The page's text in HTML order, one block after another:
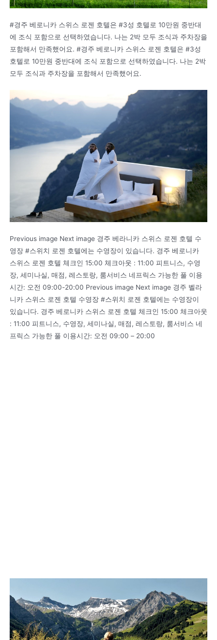
#경주 베로니카 스위스 로젠 호텔은 #3성 호텔로 10만원 중반대
에 조식 포함으로 선택하였습니다. 나는 2박 모두 조식과 주차장을
포함해서 만족했어요. #경주 베로니카 스위스 로젠 호텔은 #3성
호텔로 10만원 중반대에 조식 포함으로 선택하였습니다. 나는 2박
모두 조식과 주차장을 포함해서 만족했어요.
Previous image Next image 경주 베라니카 스위스 로젠 호텔 수
영장 #스위치 로젠 호텔에는 수영장이 있습니다. 경주 베로니카
스위스 로젠 호텔 체크인 15:00 체크아웃 : 11:00 피트니스, 수영
장, 세미나실, 매점, 레스토랑, 룸서비스 네프릭스 가능한 풀 이용
시간: 오전 09:00-20:00 Previous image Next image 경주 벨라
니카 스위스 로젠 호텔 수영장 #스위치 로젠 호텔에는 수영장이
있습니다. 경주 베로니카 스위스 로젠 호텔 체크인 15:00 체크아웃
: 11:00 피트니스, 수영장, 세미나실, 매점, 레스토랑, 룸서비스 네
프릭스 가능한 풀 이용시간: 오전 09:00 – 20:00